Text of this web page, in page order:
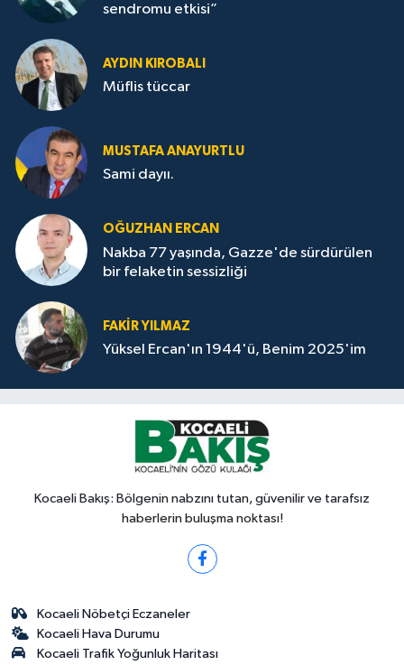
sendromu etkisi”
AYDIN KIROBALI
Müflis tüccar
MUSTAFA ANAYURTLU
Sami dayıı.
OĞUZHAN ERCAN
Nakba 77 yaşında, Gazze'de sürdürülen
bir felaketin sessizliği
FAKİR YILMAZ
Yüksel Ercan'ın 1944'ü, Benim 2025'im
Kocaeli Bakış: Bölgenin nabzını tutan, güvenilir ve tarafsız
haberlerin buluşma noktası!
Kocaeli Nöbetçi Eczaneler
Kocaeli Hava Durumu
Kocaeli Trafik Yoğunluk Haritası